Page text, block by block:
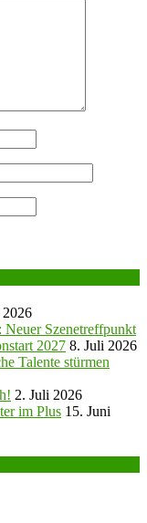
Neuer Szenetreffpunkt
2027 8. Juli 2026
Talente stürmen
2. Juli 2026
im Plus 15. Juni